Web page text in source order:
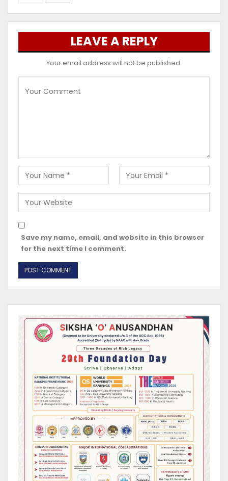
LEAVE A REPLY
Your email address will not be published.
Save my name, email, and website in this browser
for the next time I comment.